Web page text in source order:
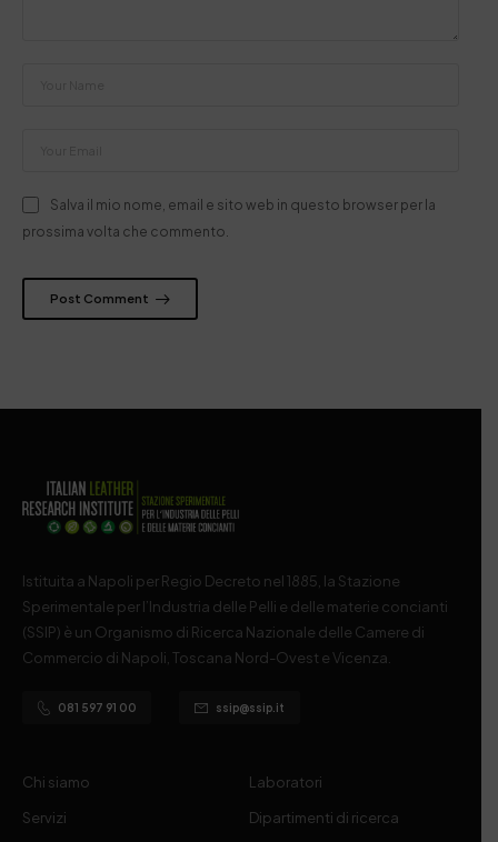
Salva il mio nome, email e sito web in questo browser per la
prossima volta che commento.
Post Comment
Istituita a Napoli per Regio Decreto nel 1885, la Stazione
Sperimentale per l’Industria delle Pelli e delle materie concianti
(SSIP) è un Organismo di Ricerca Nazionale delle Camere di
Commercio di Napoli, Toscana Nord-Ovest e Vicenza.
081 597 91 00 ssip@ssip.it
Chi siamo
Servizi
Laboratori
Dipartimenti di ricerca